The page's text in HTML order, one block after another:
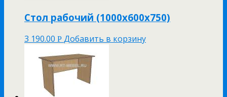
Стол рабочий (1000х600х750)
3 190.00 Р Добавить в корзину